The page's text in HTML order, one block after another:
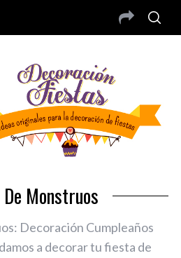
Monstruos
Decoración Cumpleaños
a decorar tu fiesta de